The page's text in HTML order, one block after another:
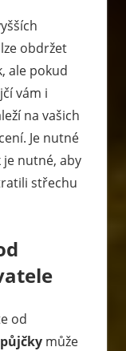
obdržet
ale pokud
vám i
na vašich
Je nutné
nutné, aby
střechu
od
může